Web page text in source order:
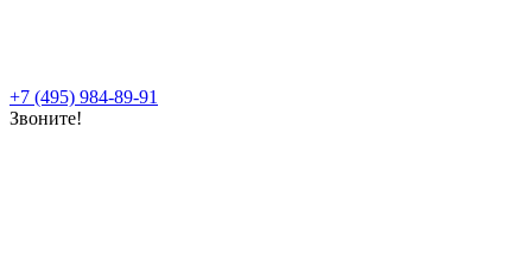
+7 (495) 984-89-91
Звоните!